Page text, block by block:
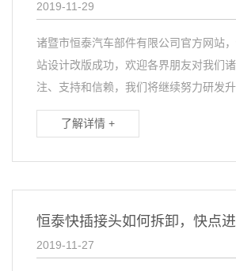
2019-11-29
诸暨市恒泰汽车部件有限公司官方网站
站设计改版成功，欢迎各界朋友对我们
注、支持和信赖，我们将继续努力研发升
了解详情 +
恒泰快插接头如何拆卸，快点进
2019-11-27